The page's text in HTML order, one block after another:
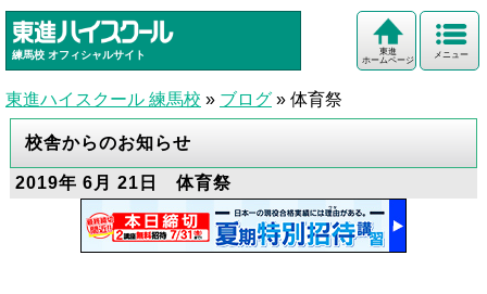
練馬校 オフィシャルサイト メニュー
東進
ホームページ
東進ハイスクール 練馬校 » ブログ » 体育祭
校舎からのお知らせ
2019年 6月 21日 体育祭